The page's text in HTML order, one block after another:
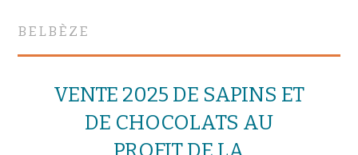
BELBÈZE
VENTE 2025 DE SAPINS ET
DE CHOCOLATS AU